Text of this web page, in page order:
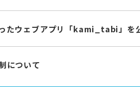
たウェブアプリ「kami_tabi」を
について